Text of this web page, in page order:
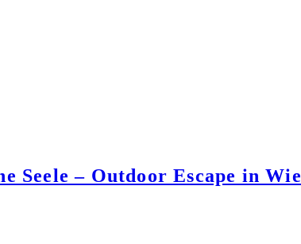
Seele – Outdoor Escape in